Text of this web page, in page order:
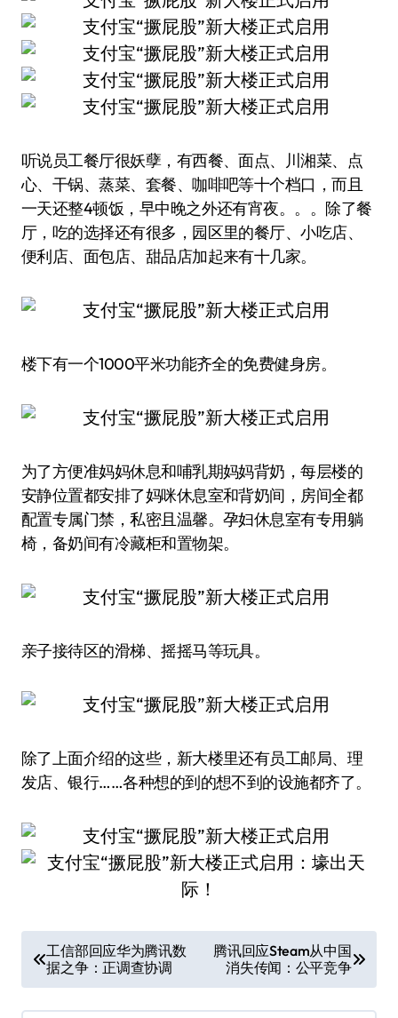
听说员工餐厅很妖孽，有西餐、面点、川湘菜、点
心、干锅、蒸菜、套餐、咖啡吧等十个档口，而且
一天还整4顿饭，早中晚之外还有宵夜。。。除了餐
厅，吃的选择还有很多，园区里的餐厅、小吃店、
便利店、面包店、甜品店加起来有十几家。
楼下有一个1000平米功能齐全的免费健身房。
为了方便准妈妈休息和哺乳期妈妈背奶，每层楼的
安静位置都安排了妈咪休息室和背奶间，房间全都
配置专属门禁，私密且温馨。孕妇休息室有专用躺
椅，备奶间有冷藏柜和置物架。
亲子接待区的滑梯、摇摇马等玩具。
除了上面介绍的这些，新大楼里还有员工邮局、理
发店、银行……各种想的到的想不到的设施都齐了。
章
导
工信部回应华为腾讯数
据之争：正调查协调
腾讯回应Steam从中国
消失传闻：公平竞争